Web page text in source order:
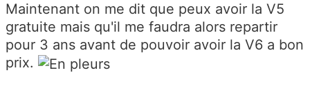
Maintenant on me dit que peux avoir la V5
gratuite mais qu'il me faudra alors repartir
pour 3 ans avant de pouvoir avoir la V6 a bon
prix.